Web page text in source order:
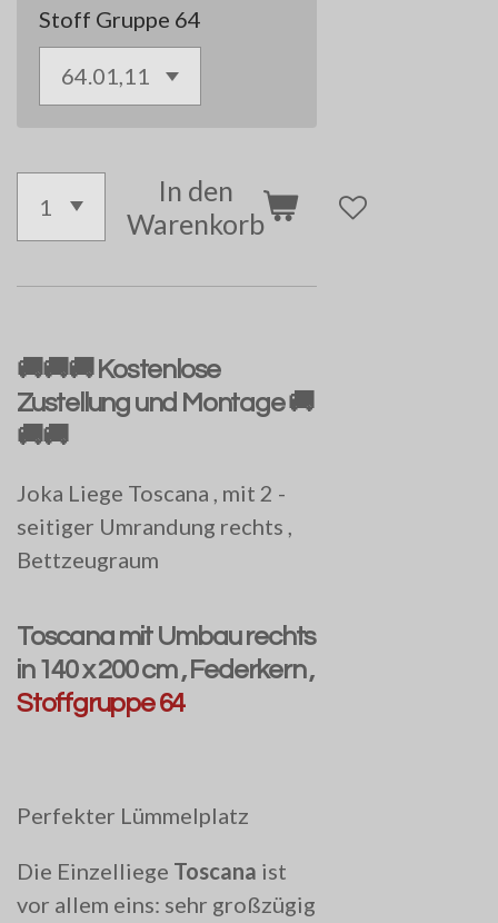
Stoff Gruppe 64
In den
Warenkorb
🚚🚚🚚 Kostenlose
Zustellung und Montage 🚚
🚚🚚
Joka Liege Toscana , mit 2 -
seitiger Umrandung rechts ,
Bettzeugraum
Toscana mit Umbau rechts
in 140 x 200 cm , Federkern ,
Stoffgruppe 64
Perfekter Lümmelplatz
Die Einzelliege Toscana ist
vor allem eins: sehr großzügig